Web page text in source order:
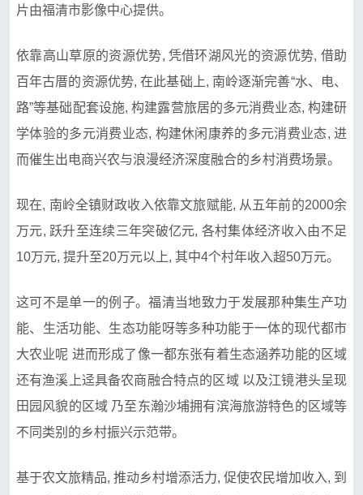
片由福清市影像中心提供。
依靠高山草原的资源优势, 凭借环湖风光的资源优势, 借助
百年古厝的资源优势, 在此基础上, 南岭逐渐完善“水、电、
路”等基础配套设施, 构建露营旅居的多元消费业态, 构建研
学体验的多元消费业态, 构建休闲康养的多元消费业态, 进
而催生出电商兴农与浪漫经济深度融合的乡村消费场景。
现在, 南岭全镇财政收入依靠文旅赋能, 从五年前的2000余
万元, 跃升至连续三年突破亿元, 各村集体经济收入由不足
10万元, 提升至20万元以上, 其中4个村年收入超50万元。
这可不是单一的例子。福清当地致力于发展那种集生产功
能、生活功能、生态功能呀等多种功能于一体的现代都市
大农业呢 进而形成了像一都东张有着生态涵养功能的区域
还有渔溪上迳具备农商融合特点的区域 以及江镜港头呈现
田园风貌的区域 乃至东瀚沙埔拥有滨海旅游特色的区域等
不同类别的乡村振兴示范带。
基于农文旅精品, 推动乡村增添活力, 促使农民增加收入, 到